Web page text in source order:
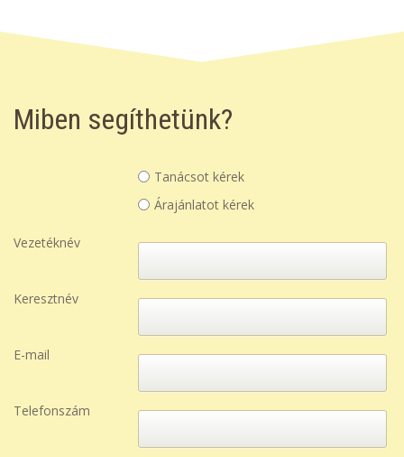
Miben segíthetünk?
Tanácsot kérek
Árajánlatot kérek
Vezetéknév
Keresztnév
E-mail
Telefonszám